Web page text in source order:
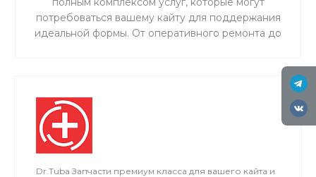
потребоваться вашему кайту для поддержания
идеальной формы. От оперативного ремонта до
Dr.Tuba Запчасти премиум класса для вашего кайта и